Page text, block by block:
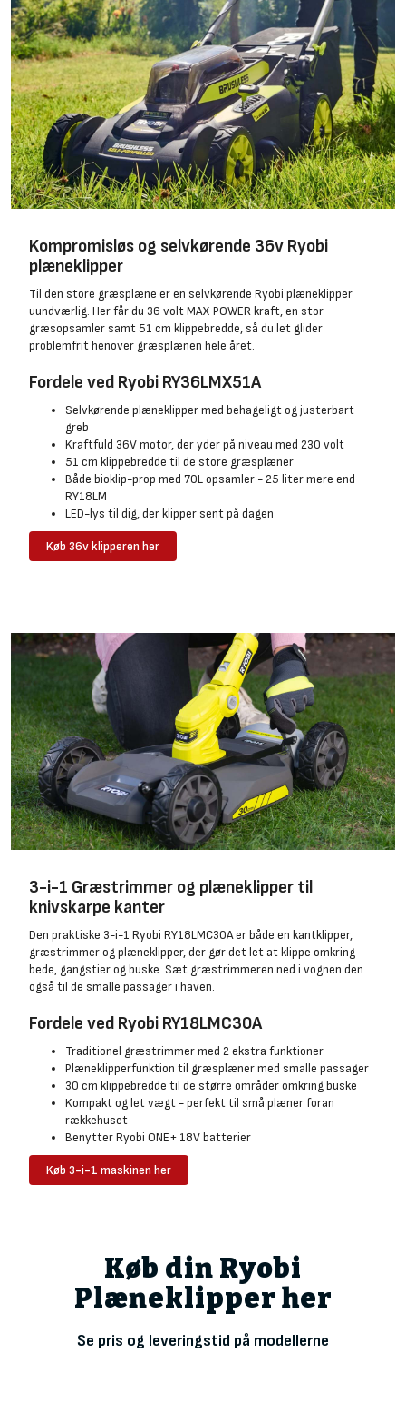
Kompromisløs og selvkørende 36v Ryobi
plæneklipper
Til den store græsplæne er en selvkørende Ryobi plæneklipper
uundværlig. Her får du 36 volt MAX POWER kraft, en stor
græsopsamler samt 51 cm klippebredde, så du let glider
problemfrit henover græsplænen hele året.
Fordele ved Ryobi RY36LMX51A
Selvkørende plæneklipper med behageligt og justerbart
greb
Kraftfuld 36V motor, der yder på niveau med 230 volt
51 cm klippebredde til de store græsplæner
Både bioklip-prop med 70L opsamler - 25 liter mere end
RY18LM
LED-lys til dig, der klipper sent på dagen
Køb 36v klipperen her
3-i-1 Græstrimmer og plæneklipper til
knivskarpe kanter
Den praktiske 3-i-1 Ryobi RY18LMC30A er både en kantklipper,
græstrimmer og plæneklipper, der gør det let at klippe omkring
bede, gangstier og buske. Sæt græstrimmeren ned i vognen den
også til de smalle passager i haven.
Fordele ved Ryobi RY18LMC30A
Traditionel græstrimmer med 2 ekstra funktioner
Plæneklipperfunktion til græsplæner med smalle passager
30 cm klippebredde til de større områder omkring buske
Kompakt og let vægt - perfekt til små plæner foran
rækkehuset
Benytter Ryobi ONE+ 18V batterier
Køb 3-i-1 maskinen her
Køb din Ryobi
Plæneklipper her
Se pris og leveringstid på modellerne